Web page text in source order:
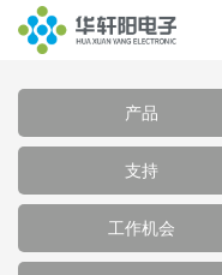
产品
支持
工作机会